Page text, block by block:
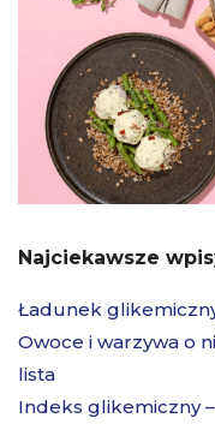
Najciekawsze
Ładunek
Owoce i warzywa o
lista
Indeks glikemiczny